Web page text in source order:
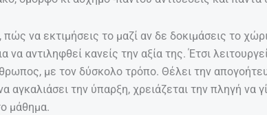
να εκτιμήσεις το μαζί αν δε δοκιμάσεις το
να αντιληφθεί κανείς την αξία της. Έτσι
με τον δύσκολο τρόπο. Θέλει την
αγκαλιάσει την ύπαρξη, χρειάζεται την πληγή να
μάθημα.